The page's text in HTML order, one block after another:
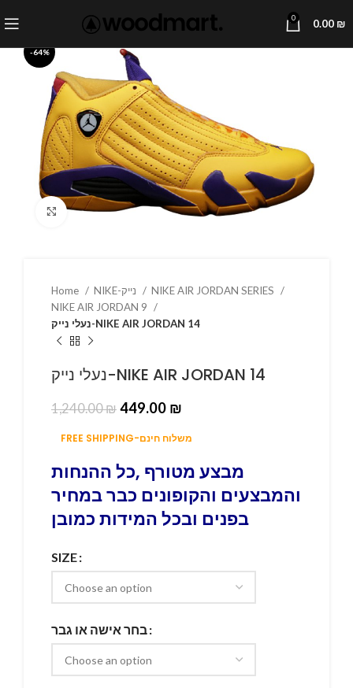
0 0.00 ₪
-64%
Click to enlarge
Home
NIKE AIR JORDAN SERIES
NIKE AIR JORDAN 9
נעלי נייק-NIKE AIR JORDAN 14
נעלי נייק-NIKE AIR JORDAN 14
1,240.00₪ 449.00 ₪
FREE SHIPPING-משלוח חינם
מבצע מטורף ,כל ההנחות
והמבצעים והקופונים כבר במחיר
בפנים ובכל המידות כמובן
SIZE
בחר אישה או גבר